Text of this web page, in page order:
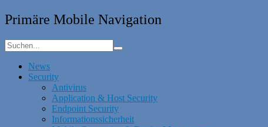
Primäre Mobile Navigation
News
Security
Antivirus
Application & Host Security
Endpoint Security
Informationssicherheit